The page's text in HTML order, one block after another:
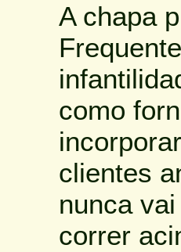
A chapa
como
clientes
nunca
correr